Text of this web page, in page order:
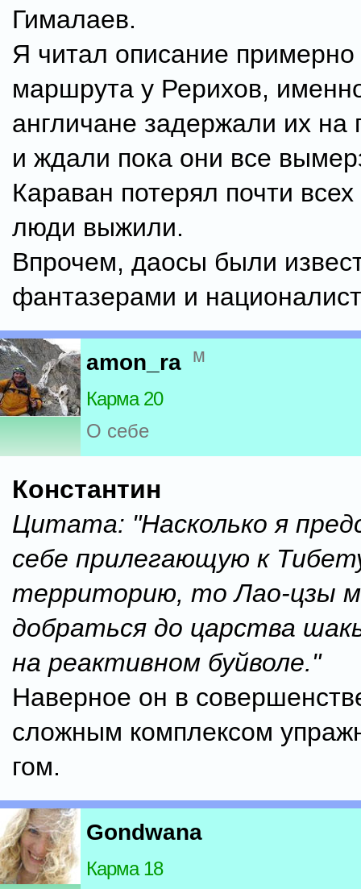
Гималаев.
Я читал описание примерно
маршрута у Рерихов,
англичане задержали их на
и ждали пока они все
Караван потерял почти
люди выжили.
Впрочем, даосы были
фантазерами и
amon_ra м
Карма 20
О себе
Константин
Цитата: "Насколько я
себе прилегающую к
территорию, то Лао-цзы
добраться до царства
на реактивном буйволе."
Наверное он в
сложным комплексом
гом.
Gondwana
Карма 18